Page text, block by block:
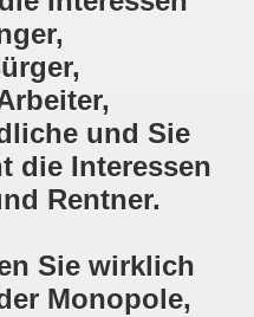
und Sie
die Interessen
Rentner.
Sie wirklich
Monopole,
für die
stand
auf unserem
Buer am 11.10.2021
Bewegung am
der
Gespräch -